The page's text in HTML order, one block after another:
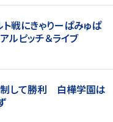
ト戦にきゃりーぱみゅぱ
ルピッチ＆ライブ
して勝利 白樺学園は